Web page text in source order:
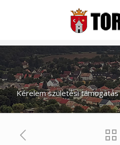
Kérelem születési